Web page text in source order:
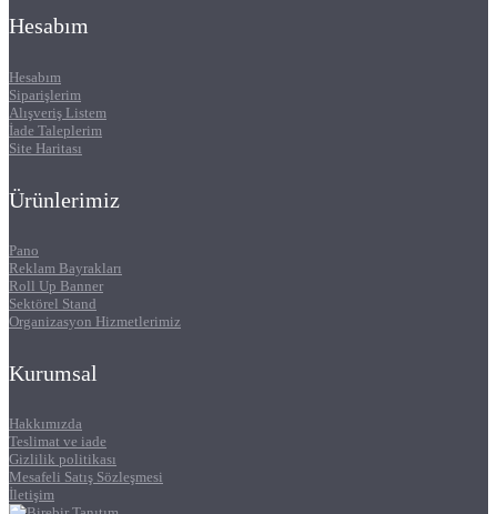
Hesabım
Hesabım
Siparişlerim
Alışveriş Listem
İade Taleplerim
Site Haritası
Ürünlerimiz
Pano
Reklam Bayrakları
Roll Up Banner
Sektörel Stand
Organizasyon Hizmetlerimiz
Kurumsal
Hakkımızda
Teslimat ve iade
Gizlilik politikası
Mesafeli Satış Sözleşmesi
İletişim